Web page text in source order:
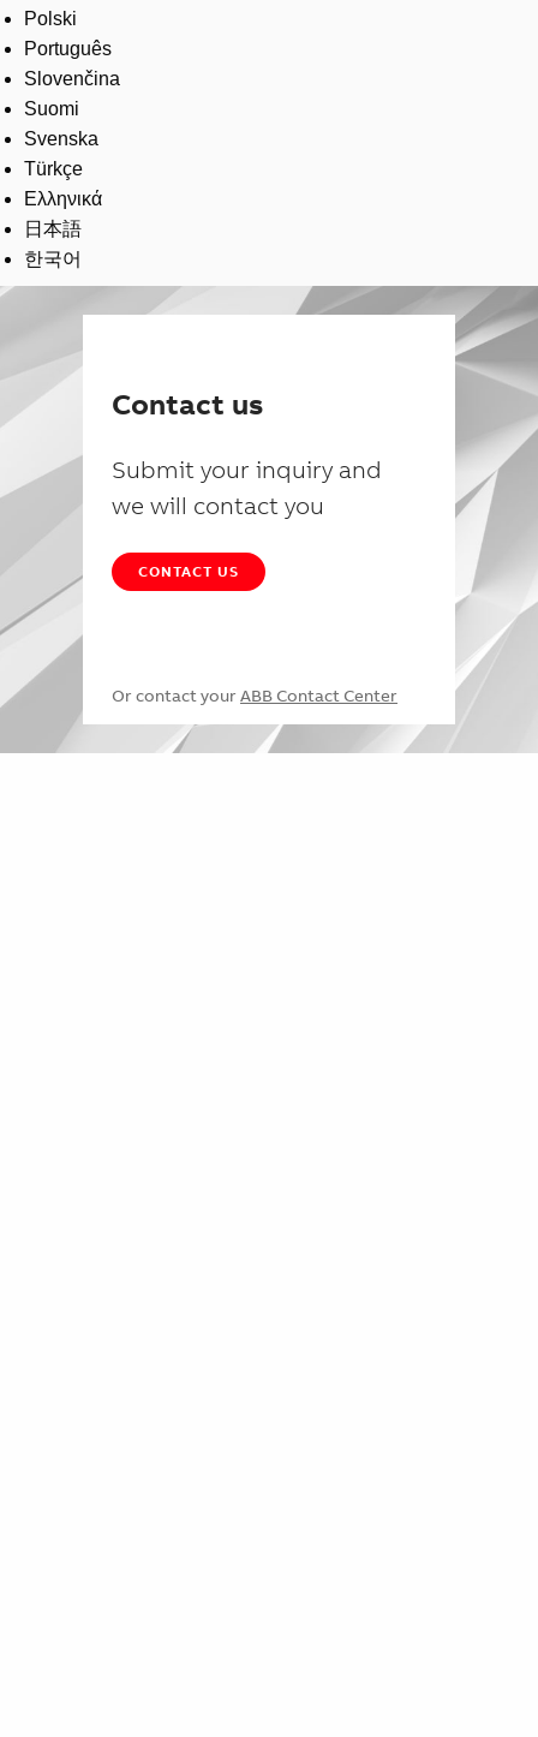
Polski
Português
Slovenčina
Suomi
Svenska
Türkçe
Ελληνικά
日本語
한국어
Contact us
Submit your inquiry and
we will contact you
CONTACT US
Or contact your ABB Contact Center